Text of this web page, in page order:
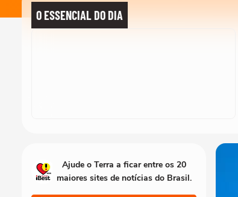
O ESSENCIAL DO DIA
Ajude o Terra a ficar entre os 20
maiores sites de notícias do Brasil.